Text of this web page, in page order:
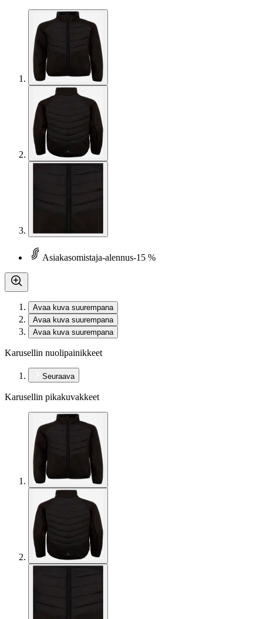
Asiakasomistaja-alennus-15 %
Avaa kuva suurempana
Avaa kuva suurempana
Avaa kuva suurempana
Karusellin nuolipainikkeet
Seuraava
Karusellin pikakuvakkeet